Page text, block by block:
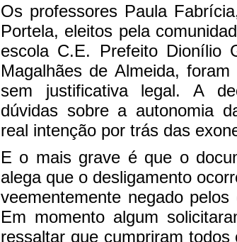
Os professores Paula
Portela, eleitos pela
escola C.E. Prefeito Dionílio
Magalhães de Almeida,
sem justificativa legal. A
dúvidas sobre a autonomia
real intenção por trás das
E o mais grave é que o
alega que o desligamento
veementemente negado pelos
Em momento algum
ressaltar que cumpriram